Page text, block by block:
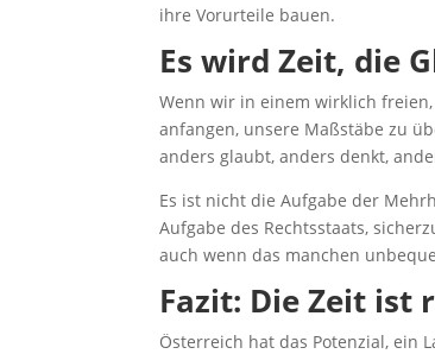
ihre Vorurteile bauen.
Es wird Zeit, die
Wenn wir in einem wirklich
anfangen, unsere Maßstäbe zu
anders glaubt, anders denkt,
Es ist nicht die Aufgabe der
Aufgabe des Rechtsstaats,
auch wenn das manchen
Fazit: Die Zeit ist
Österreich hat das Potenzial, ein